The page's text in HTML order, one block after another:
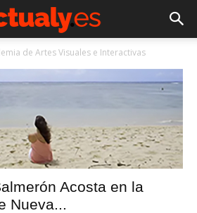
de Artes Visuales e Interactivas
Acosta en la
Nueva...